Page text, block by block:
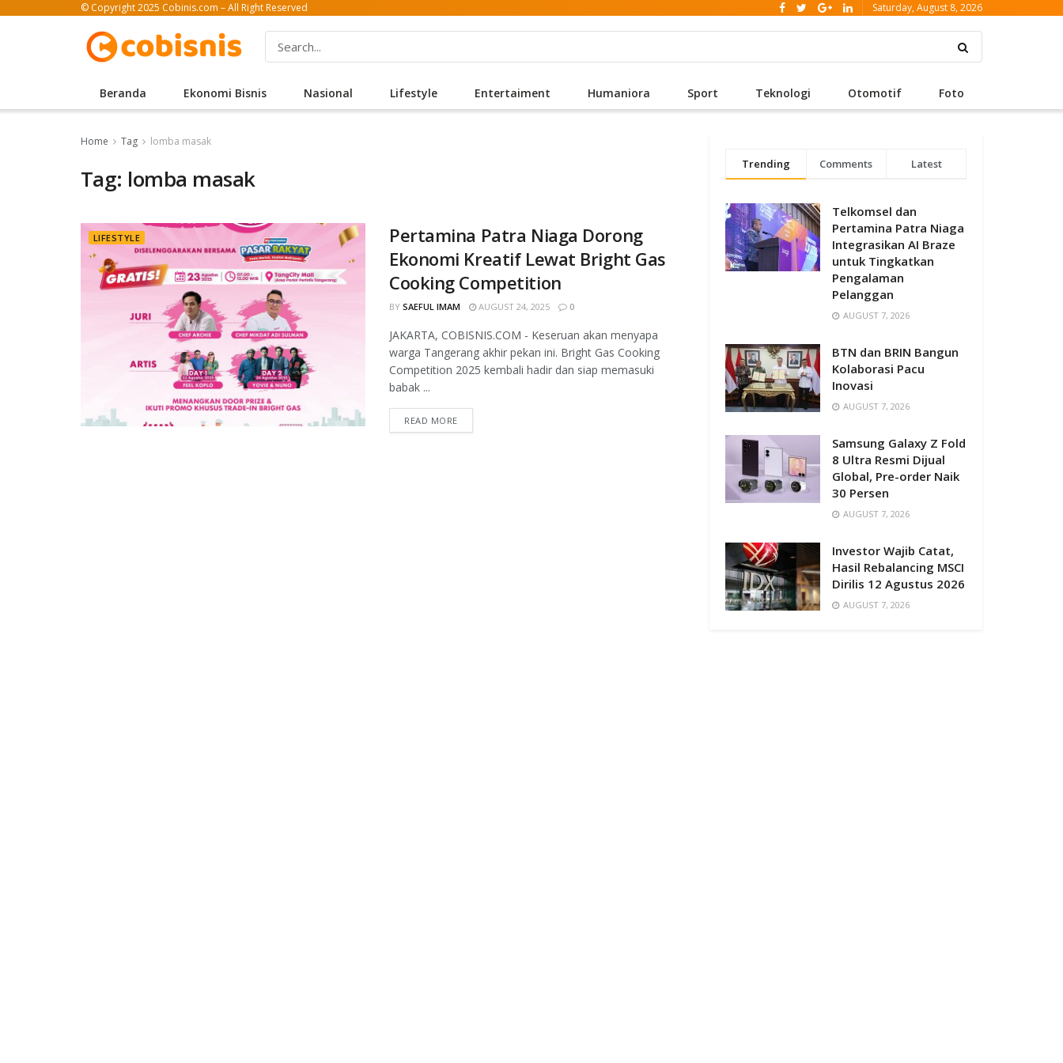
© Copyright 2025 Cobinis.com – All Right Reserved Saturday, August 8, 2026
Beranda Ekonomi Bisnis Nasional Lifestyle Entertaiment Humaniora Sport Teknologi Otomotif Foto
Home Tag lomba masak
Tag: lomba masak
LIFESTYLE
Pertamina Patra Niaga Dorong
Ekonomi Kreatif Lewat Bright Gas
Cooking Competition
BY SAEFUL IMAM AUGUST 24, 2025 0
JAKARTA, COBISNIS.COM - Keseruan akan menyapa
warga Tangerang akhir pekan ini. Bright Gas Cooking
Competition 2025 kembali hadir dan siap memasuki
babak ...
READ MORE
Trending Comments Latest
Telkomsel dan
Pertamina Patra Niaga
Integrasikan AI Braze
untuk Tingkatkan
Pengalaman
Pelanggan
AUGUST 7, 2026
BTN dan BRIN Bangun
Kolaborasi Pacu
Inovasi
AUGUST 7, 2026
Samsung Galaxy Z Fold
8 Ultra Resmi Dijual
Global, Pre-order Naik
30 Persen
AUGUST 7, 2026
Investor Wajib Catat,
Hasil Rebalancing MSCI
Dirilis 12 Agustus 2026
AUGUST 7, 2026